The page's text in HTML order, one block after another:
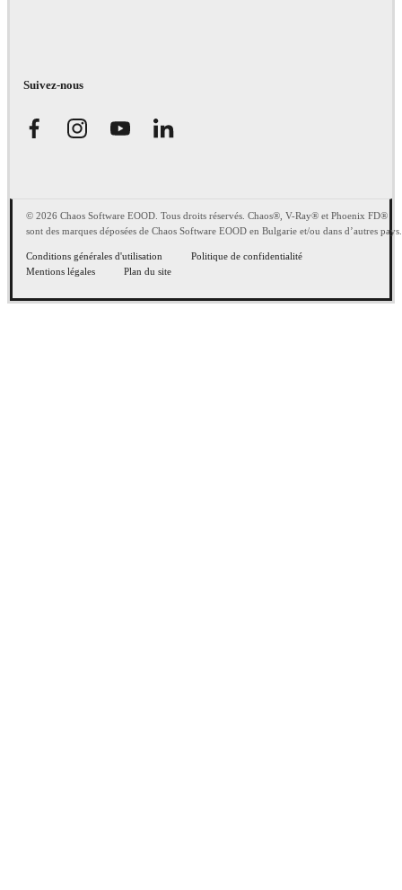
Suivez-nous
© 2026 Chaos Software EOOD. Tous droits réservés. Chaos®, V-Ray® et Phoenix FD®
sont des marques déposées de Chaos Software EOOD en Bulgarie et/ou dans d’autres pays.
Conditions générales d'utilisation
Politique de confidentialité
Mentions légales
Plan du site